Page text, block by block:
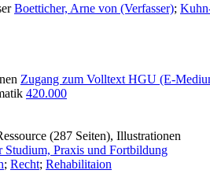
Boetticher, Arne von (Verfasser);
Zugang zum Volltext HGU (E-
420.000
(287 Seiten), Illustrationen
Studium, Praxis und Fortbildung
; Recht; Rehabilitaion